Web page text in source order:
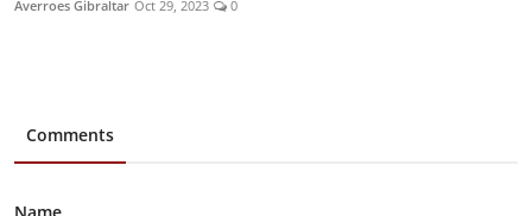
Averroes Gibraltar Oct 29, 2023 0
Comments
Name